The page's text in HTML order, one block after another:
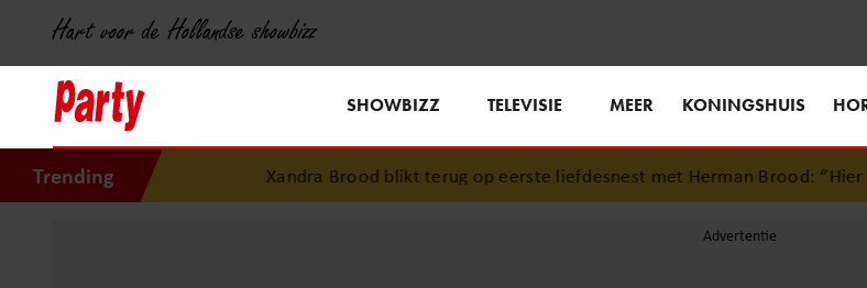
Hart voor de Hollandse showbizz
SHOWBIZZ TELEVISIE MEER KONINGSHUIS
Trending Xandra Brood blikt terug op eerste liefdesnest met Herman Brood: “Hier is